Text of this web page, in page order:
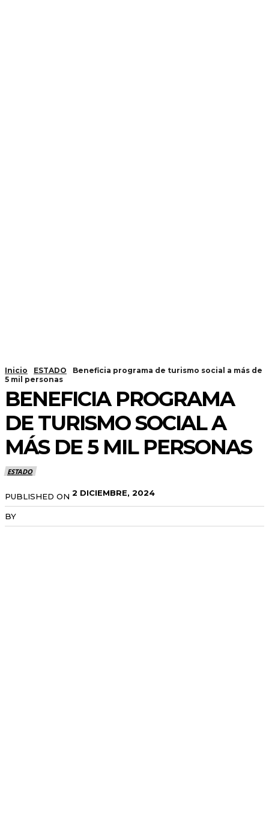
Inicio ESTADO
Beneficia programa de turismo social a más de
5 mil personas
BENEFICIA PROGRAMA
DE TURISMO SOCIAL A
MÁS DE 5 MIL PERSONAS
ESTADO
PUBLISHED ON 2 DICIEMBRE, 2024
BY